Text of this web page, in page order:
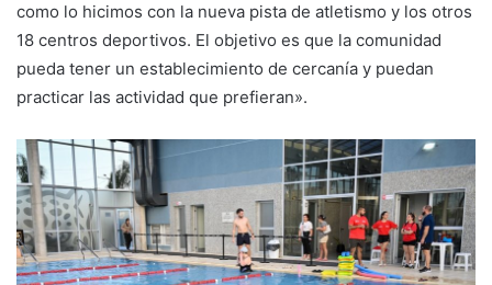
como lo hicimos con la nueva pista de atletismo y los otros
18 centros deportivos. El objetivo es que la comunidad
pueda tener un establecimiento de cercanía y puedan
practicar las actividad que prefieran».